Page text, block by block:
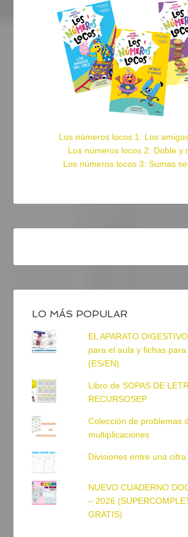
Los números locos 1: Los
Los números locos 2: Doble y
Los números locos 3: Sumas
LO MÁS POPULAR
EL APARATO
para el aula y fichas
(ES/EN)
Libro de SOPAS DE
RECURSOSEP
Colección de problemas
multiplicaciones
Divisiones entre una cifra
NUEVO CUADERNO
– 2026
GRATIS)